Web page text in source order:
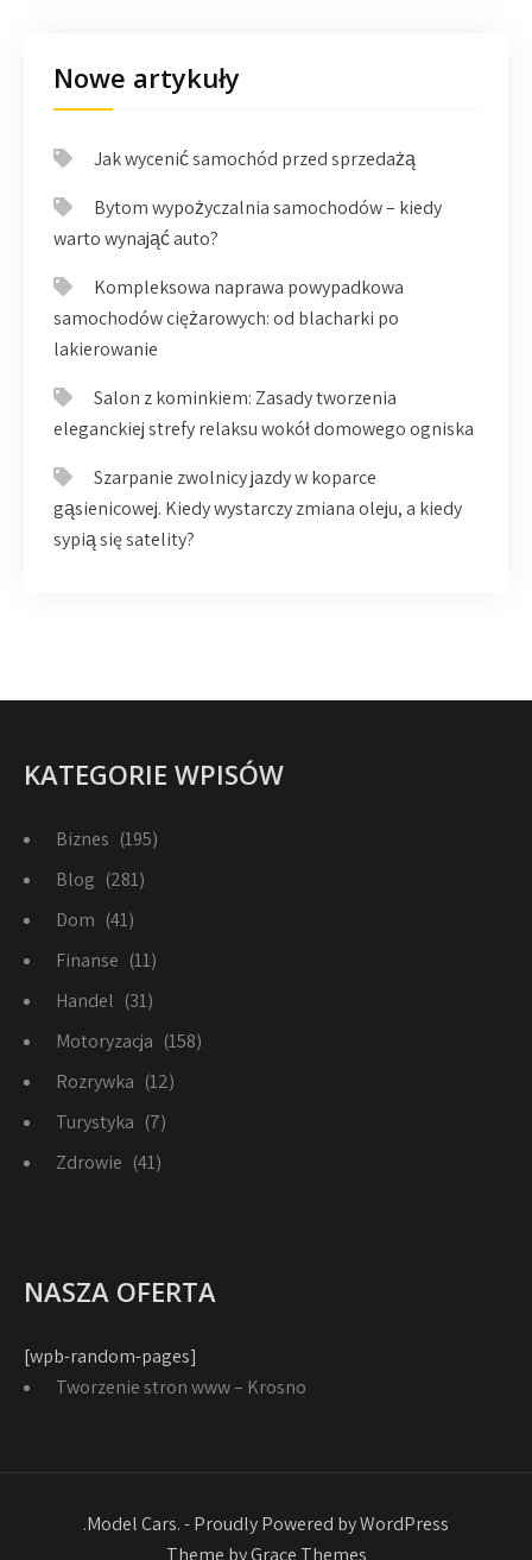
Nowe artykuły
Jak wycenić samochód przed sprzedażą
Bytom wypożyczalnia samochodów – kiedy
warto wynająć auto?
Kompleksowa naprawa powypadkowa
samochodów ciężarowych: od blacharki po
lakierowanie
Salon z kominkiem: Zasady tworzenia
eleganckiej strefy relaksu wokół domowego ogniska
Szarpanie zwolnicy jazdy w koparce
gąsienicowej. Kiedy wystarczy zmiana oleju, a kiedy
sypią się satelity?
KATEGORIE WPISÓW
Biznes (195)
Blog (281)
Dom (41)
Finanse (11)
Handel (31)
Motoryzacja (158)
Rozrywka (12)
Turystyka (7)
Zdrowie (41)
NASZA OFERTA
[wpb-random-pages]
Tworzenie stron www – Krosno
.Model Cars. - Proudly Powered by WordPress
Theme by Grace Themes